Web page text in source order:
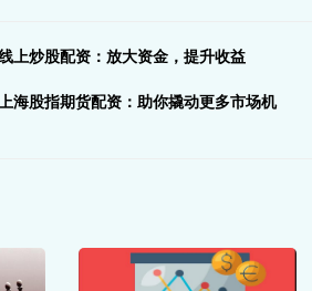
上炒股配资：放大资金，提升收益
海股指期货配资：助你撬动更多市场机